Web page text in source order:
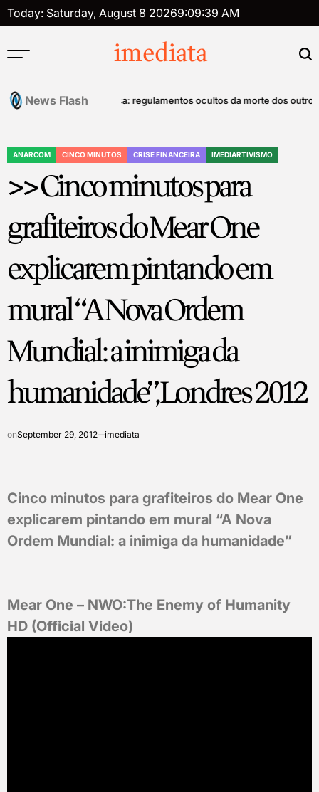
Skip
to
Today: Saturday, August 8 20269:09:39 AM
imediata
News Flash
mentalTanatopolítica: regulamentos ocultos da morte dos outros
POSTED
ANARCOM CINCO MINUTOS CRISE FINANCEIRA IMEDIARTIVISMO
>> Cinco minutos para
grafiteiros do Mear One
explicarem pintando em
mural “A Nova Ordem
Mundial: a inimiga da
humanidade”, Londres 2012
onSeptember 29, 2012 imediata
Cinco minutos para grafiteiros do Mear One
explicarem pintando em mural “A Nova
Ordem Mundial: a inimiga da humanidade”
Mear One – NWO:The Enemy of Humanity
HD (Official Video)